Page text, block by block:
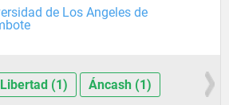
de Los Angeles de
(1) Áncash (1)